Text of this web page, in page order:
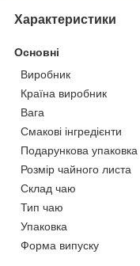
Характеристики
Основні
Виробник
Країна виробник
Вага
Смакові інгредієнти
Подарункова упаковка
Розмір чайного листа
Склад чаю
Тип чаю
Упаковка
Форма випуску